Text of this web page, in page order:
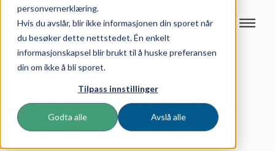
personvernerklæring.
Hvis du avslår, blir ikke informasjonen din sporet når
du besøker dette nettstedet. Én enkelt
informasjonskapsel blir brukt til å huske preferansen
din om ikke å bli sporet.
Tilpass innstillinger
Godta alle Avslå alle
Velkommen som
bruker på nit.no!